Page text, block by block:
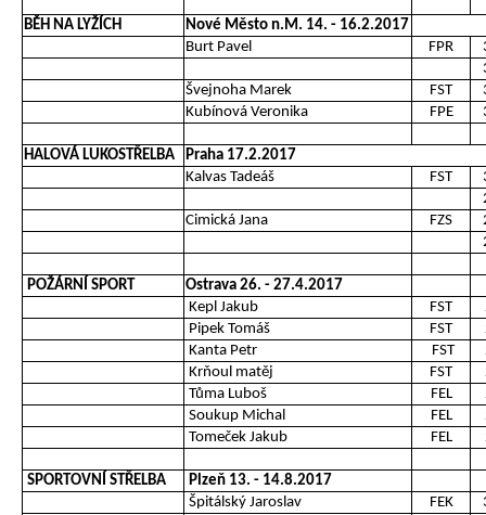
BĚH NA LYŽÍCH
Nové Město n.M. 14. - 16.2.2017
Burt Pavel
FPR
Švejnoha Marek
FST
Kubínová Veronika
FPE
HALOVÁ LUKOSTŘELBA
Praha 17.2.2017
Kalvas Tadeáš
FST
Cimická Jana
FZS
POŽÁRNÍ SPORT
Ostrava 26. - 27.4.2017
Kepl Jakub
FST
Pipek Tomáš
FST
Kanta Petr
FST
Krňoul matěj
FST
Tůma Luboš
FEL
Soukup Michal
FEL
Tomeček Jakub
FEL
SPORTOVNÍ STŘELBA
Plzeň 13. - 14.8.2017
Špitálský Jaroslav
FEK